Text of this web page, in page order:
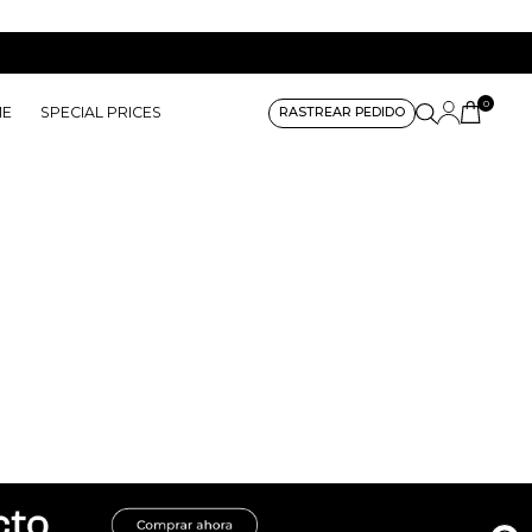
SPECIAL PRICES RASTREAR PEDIDO
0